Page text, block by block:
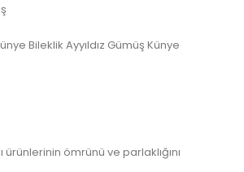
Bileklik Ayyıldız Gümüş Künye
ürünlerinin ömrünü ve parlaklığını